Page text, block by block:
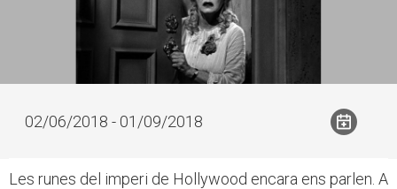
02/06/2018 - 01/09/2018
Les runes del imperi de Hollywood encara ens parlen. A